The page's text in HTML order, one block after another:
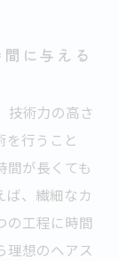
価値
ポイント
しみ方
イント
と実感
に与える
技術力の高さ
を行うこと
間が長くても
ば、繊細なカ
の工程に時間
理想のヘアス